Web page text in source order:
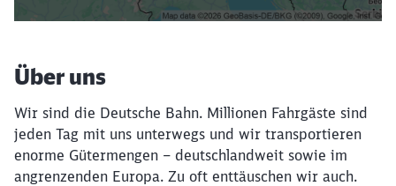
Über uns
Wir sind die Deutsche Bahn. Millionen Fahrgäste sind
jeden Tag mit uns unterwegs und wir transportieren
enorme Gütermengen – deutschlandweit sowie im
angrenzenden Europa. Zu oft enttäuschen wir auch.